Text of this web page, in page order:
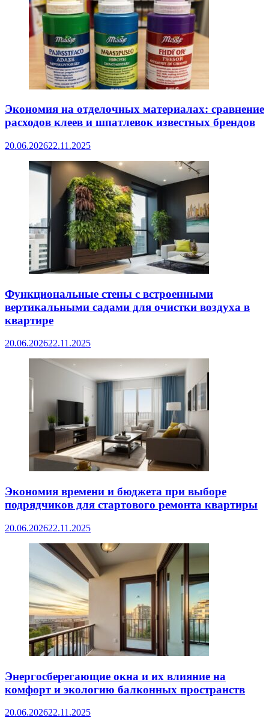
Экономия на отделочных материалах: сравнение
расходов клеев и шпатлевок известных брендов
20.06.202622.11.2025
Функциональные стены с встроенными
вертикальными садами для очистки воздуха в
квартире
20.06.202622.11.2025
Экономия времени и бюджета при выборе
подрядчиков для стартового ремонта квартиры
20.06.202622.11.2025
Энергосберегающие окна и их влияние на
комфорт и экологию балконных пространств
20.06.202622.11.2025